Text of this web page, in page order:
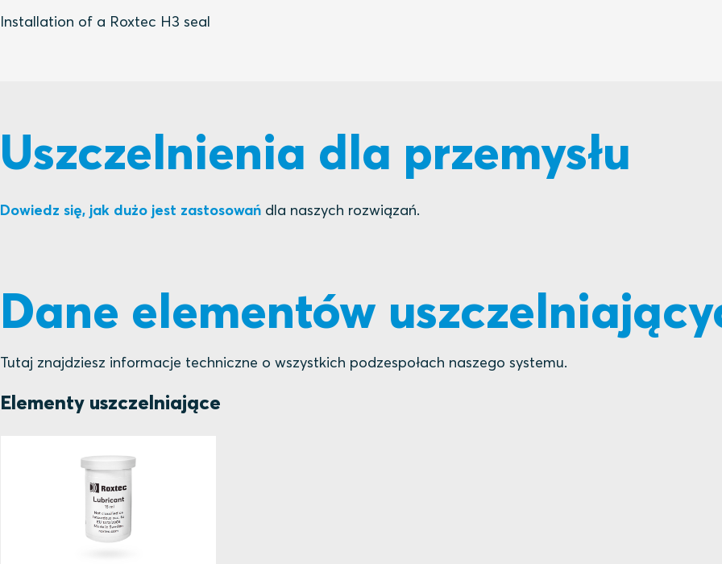
Installation of a Roxtec H3 seal
Uszczelnienia dla przemysłu
Dowiedz się, jak dużo jest zastosowań dla naszych rozwiązań.
Dane elementów
Tutaj znajdziesz informacje techniczne o wszystkich podzespołach naszego systemu.
Elementy uszczelniające